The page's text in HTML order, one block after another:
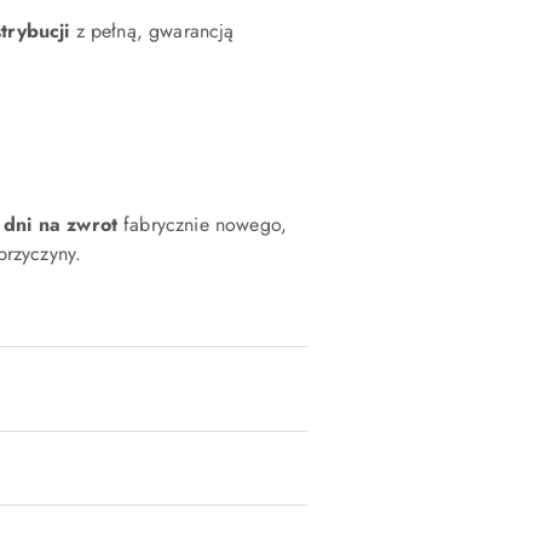
z pełną, gwarancją
na zwrot fabrycznie nowego,